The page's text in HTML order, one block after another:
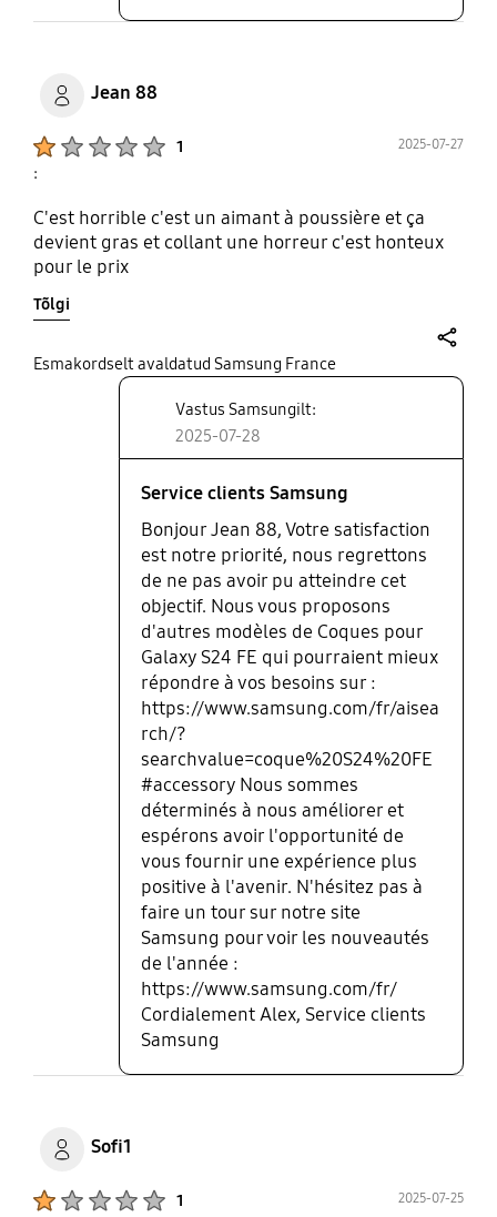
Jean 88
1 2025-07-27
:
C'est horrible c'est un aimant à poussière et ça
devient gras et collant une horreur c'est honteux
pour le prix
Tõlgi
Esmakordselt avaldatud Samsung France
Vastus Samsungilt:
2025-07-28
Service clients Samsung
Bonjour Jean 88, Votre satisfaction
est notre priorité, nous regrettons
de ne pas avoir pu atteindre cet
objectif. Nous vous proposons
d'autres modèles de Coques pour
Galaxy S24 FE qui pourraient mieux
répondre à vos besoins sur :
https://www.samsung.com/fr/aisea
rch/?
searchvalue=coque%20S24%20FE
#accessory Nous sommes
déterminés à nous améliorer et
espérons avoir l'opportunité de
vous fournir une expérience plus
positive à l'avenir. N'hésitez pas à
faire un tour sur notre site
Samsung pour voir les nouveautés
de l'année :
https://www.samsung.com/fr/
Cordialement Alex, Service clients
Samsung
Sofi1
1 2025-07-25